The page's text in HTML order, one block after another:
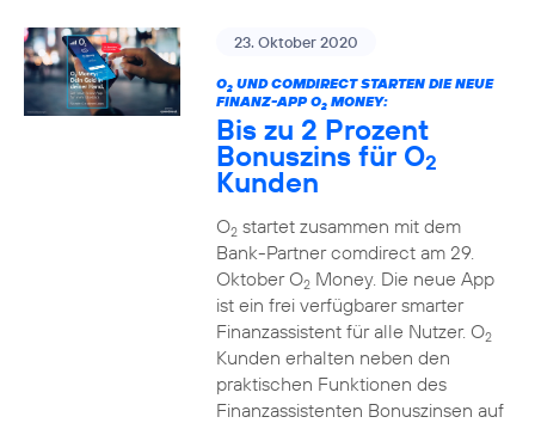
23. Oktober 2020
O2UND COMDIRECT STARTEN DIE NEUE
FINANZ-APP O2MONEY:
Bis zu 2 Prozent
Bonuszins für O2
Kunden
O2startet zusammen mit dem
Bank-Partner comdirect am 29.
Oktober O2Money. Die neue App
ist ein frei verfügbarer smarter
Finanzassistent für alle Nutzer. O2
Kunden erhalten neben den
praktischen Funktionen des
Finanzassistenten Bonuszinsen auf